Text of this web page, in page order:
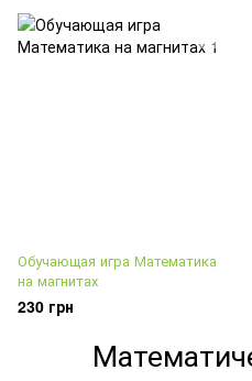
Обучающая игра Математика
на магнитах
230 грн